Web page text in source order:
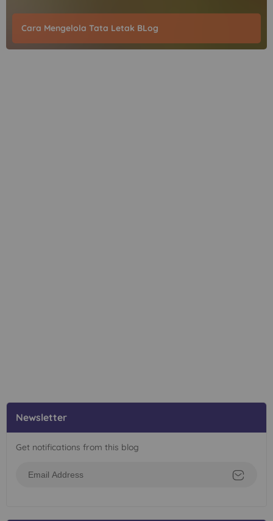
Cara Mengelola Tata Letak BLog
Newsletter
Get notifications from this blog